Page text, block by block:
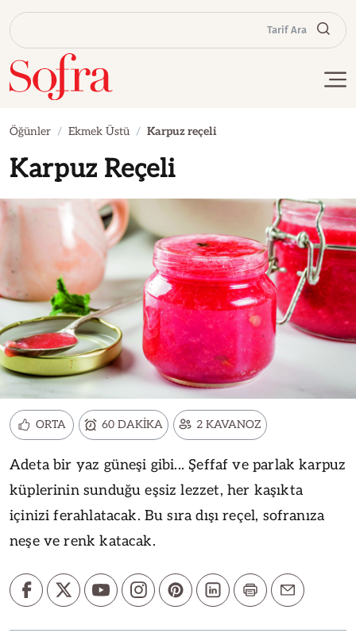
Tarif Ara
Öğünler Ekmek Üstü Karpuz reçeli
Karpuz Reçeli
ORTA 60 DAKİKA 2 KAVANOZ
Adeta bir yaz güneşi gibi... Şeffaf ve parlak karpuz
küplerinin sunduğu eşsiz lezzet, her kaşıkta
içinizi ferahlatacak. Bu sıra dışı reçel, sofranıza
neşe ve renk katacak.